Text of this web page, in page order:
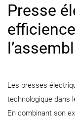
Presse
Les presses
technologique dans
En combinant son